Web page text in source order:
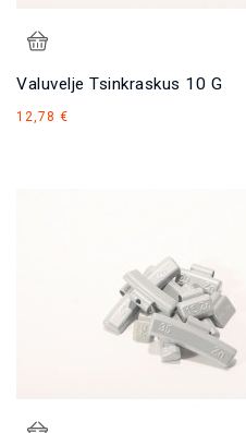
Valuvelje Tsinkraskus 10 G
12,78 €